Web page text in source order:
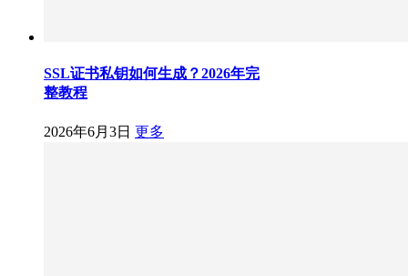
SSL证书私钥如何生成？2026年完
整教程
2026年6月3日 更多